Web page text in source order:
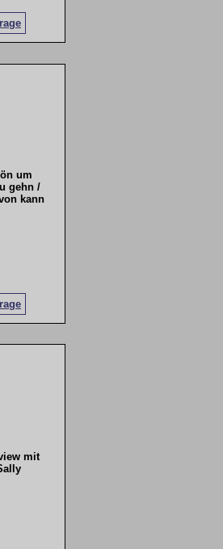
um
gehn /
kann
mit